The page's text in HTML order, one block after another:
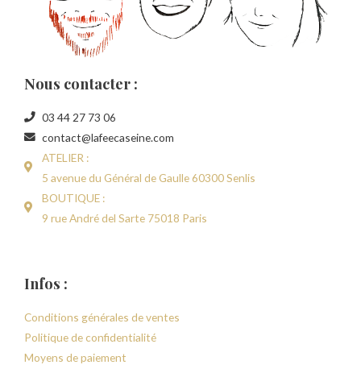
Nous contacter :
03 44 27 73 06
contact@lafeecaseine.com
ATELIER :
5 avenue du Général de Gaulle 60300 Senlis
BOUTIQUE :
9 rue André del Sarte 75018 Paris
Infos :
Conditions générales de ventes
Politique de confidentialité
Moyens de paiement